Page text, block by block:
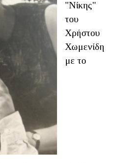
"Νίκης"
του
Χρήστου
Χωμενίδη
με το